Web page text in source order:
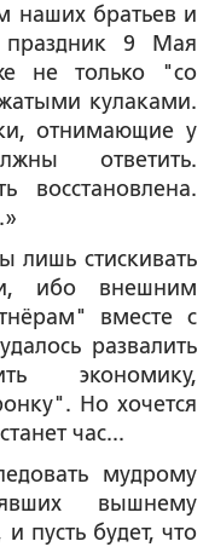
наших братьев и
праздник 9 Мая
не только "со
кулаками.
отнимающие у
ответить.
восстановлена.
стискивать
ибо внешним
вместе с
развалить
экономику,
Но хочется
час...
мудрому
вышнему
пусть будет, что